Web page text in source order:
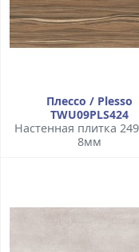
Плессо / Plesso
TWU09PLS424
Настенная плитка
8мм